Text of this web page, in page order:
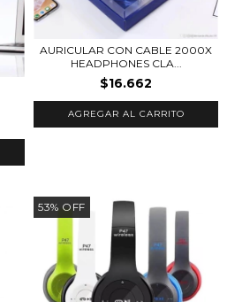
AURICULAR CON CABLE 2000X
HEADPHONES CLA...
$16.662
AGREGAR AL CARRITO
53% OFF